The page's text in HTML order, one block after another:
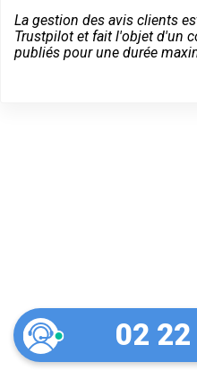
La gestion des avis clients
Trustpilot et fait l'objet d'un
publiés pour une durée
02